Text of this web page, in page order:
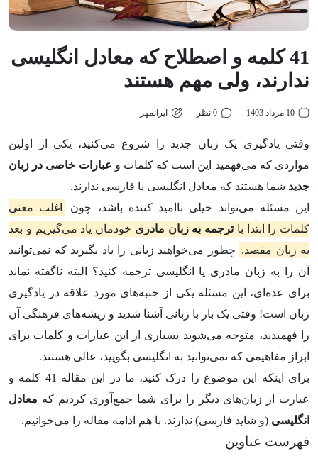
41 کلمه و اصطلاح که معادل انگلیسی
ندارند، ولی مهم هستند
10 مرداد 1403 0 نظر ایرانمهر
وقتی یادگیری یک زبان جدید را شروع می‌کنید، یکی از اولین
مواردی که می‌فهمید این است که کلمات و عبارات خاصی در زبان
جدید شما هستند که معادل انگلیسی یا فارسی ندارند.
این مسئله می‌تواند خیلی ناامید کننده باشد، چون
اغلب معنی
کلمات را ابتدا باترجمه به زبان مادری خودمان یاد می‌گیریم و بعد
به زبان مقصد. چطور می‌خواهید زبانی را یاد بگیرید که نمی‌توانید
آن را به زبان مادری یا انگلیسی ترجمه کنید؟ البته ناگفته نماند
برای عده‌ای، این مسئله یکی از جنبه‌های مورد علاقه در یادگیری
زبان است! وقتی یک بار با زبانی آشنا شدید و ریشه‌های فرهنگی آن
را فهمیدید، متوجه می‌شوید بسیاری از این عبارات و کلمات برای
ابراز مفاهیمی که نمی‌توانید به انگلیسی بگویید، عالی هستند.
برای اینکه این موضوع را درک کنید، ما در این مقاله 41 کلمه و
عبارت از زبان‌های دیگر را برای شما جمع‌آوری کردیم که معادل
انگلیسی (و شاید فارسی) ندارند. با هم ادامه مقاله را می‌خوانیم.
فهرست عناوین